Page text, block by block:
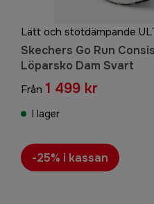
Skechers Go Run
Löparsko Dam Svart
Från 1 499 kr
I lager
-25% i kassan